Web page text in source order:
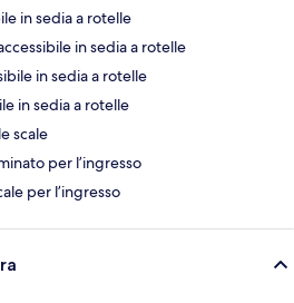
in sedia a rotelle
in sedia a rotelle
in sedia a rotelle
in sedia a rotelle
scale
per l’ingresso
per l’ingresso